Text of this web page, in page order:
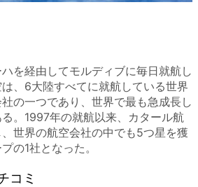
を経由してモルディブに毎日就航し
、6大陸すべてに就航している世界
の一つであり、世界で最も急成長し
。1997年の就航以来、カタール航
世界の航空会社の中でも5つ星を獲
の1社となった。
コミ